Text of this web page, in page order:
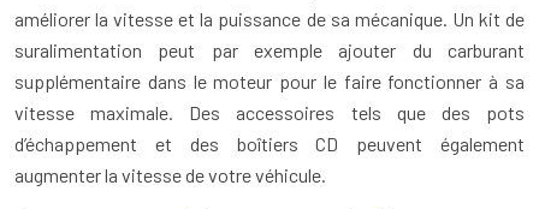
améliorer la vitesse et la puissance de sa mécanique. Un kit de
suralimentation peut par exemple ajouter du carburant
supplémentaire dans le moteur pour le faire fonctionner à sa
vitesse maximale. Des accessoires tels que des pots
d’échappement et des boîtiers CD peuvent également
augmenter la vitesse de votre véhicule.